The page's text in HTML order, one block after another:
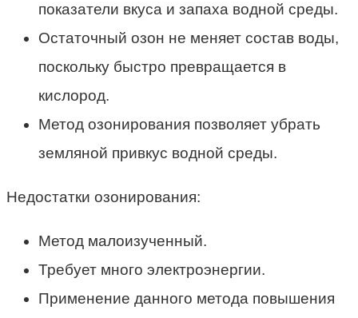
показатели вкуса и запаха водной среды.
Остаточный озон не меняет состав воды,
поскольку быстро превращается в
кислород.
Метод озонирования позволяет убрать
земляной привкус водной среды.
Недостатки озонирования:
Метод малоизученный.
Требует много электроэнергии.
Применение данного метода повышения